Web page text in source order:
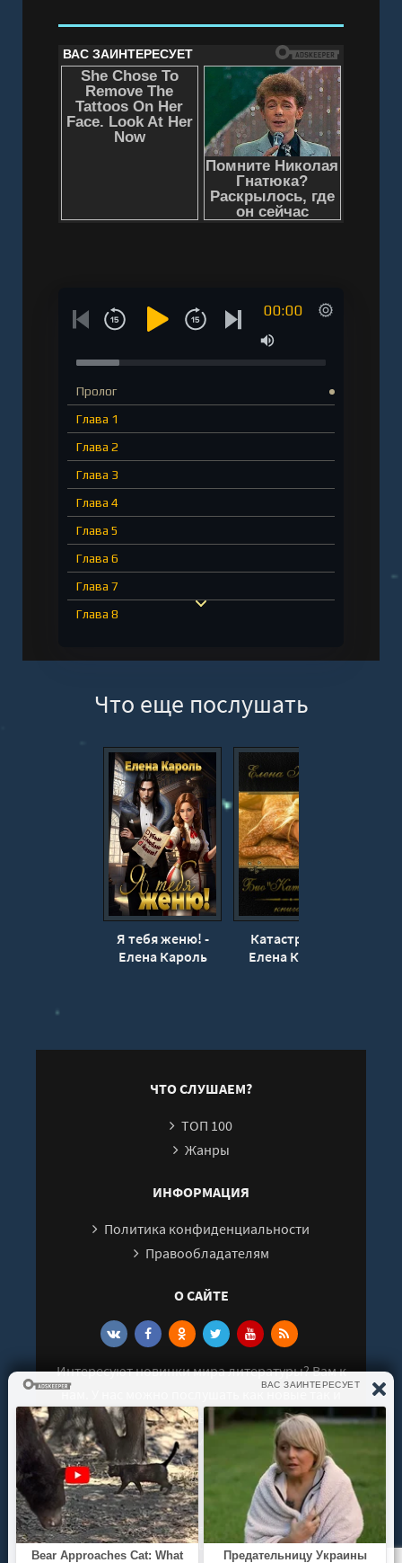
00:00
Пролог
Глава 1
Глава 2
Глава 3
Глава 4
Глава 5
Глава 6
Глава 7
Глава 8
Глава 11
Глава 13
Глава 14
Глава 15
Глава 16
Глава 17
Глава 18
Глава 19
Глава 20
Что еще послушать
Я тебя женю! -
Елена Кароль
Катастрофа -
Елена Кароль
ЧТО СЛУШАЕМ?
ТОП 100
Жанры
ИНФОРМАЦИЯ
Политика конфиденциальности
Правообладателям
О САЙТЕ
Интересуют новинки мира литературы? Вам к
нам. У нас можно послушать как новые так и
старые аудиокниги. Выбрать и поделиться с
друзьями лучшими аудиокнигами!
© 2021 - 2026 kniga-audio.net. Все права
защищены.